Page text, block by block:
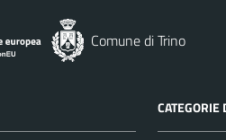
Comune di Trino
CATEGORIE